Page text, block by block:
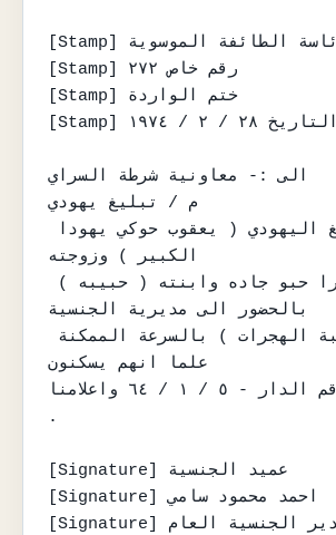
[Stamp] رئاسة الطائفة الموسوية
[Stamp] رقم خاص ٢٧٢
[Stamp] ختم الواردة
[Stamp] التاريخ ٢٨ / ٢ / ١٩٧٤
الى :- معاونية شرطة السراي
م / تبليغ يهودي
الكبير ) وزوجته
بالحضور الى مديرية الجنسية
علما انهم يسكنون
الدهانه - رقم الدار - ٥ / ١ / ٦٤ واعلامنا
.
[Signature] عميد الجنسية
[Signature] احمد محمود سامي
[Signature] ع/ مدير الجنسية العام